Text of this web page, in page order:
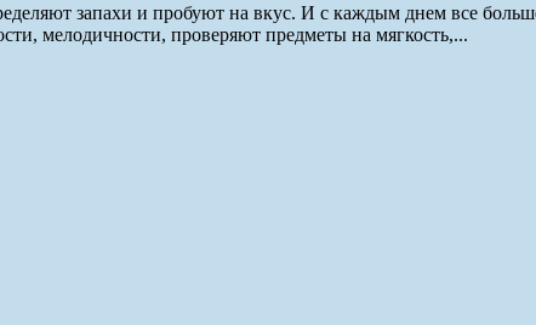
запахи и пробуют на вкус. И с каждым днем все
мелодичности, проверяют предметы на мягкость,...